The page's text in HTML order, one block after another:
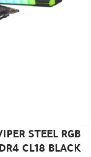
STEEL RGB
CL18 BLACK